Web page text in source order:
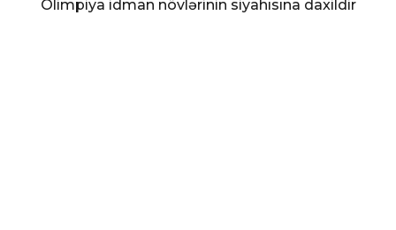
Olimpiya idman növlərinin siyahısına daxildir